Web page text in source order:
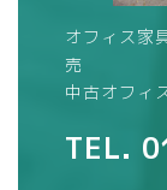
オフィス家
売
中古オフィ
TEL.